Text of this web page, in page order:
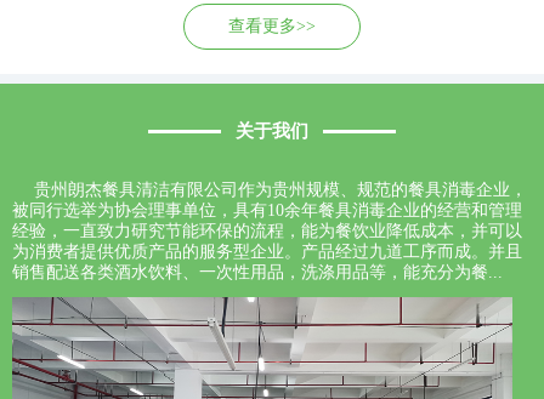
查看更多>>
关于我们
贵州朗杰餐具清洁有限公司作为贵州规模、规范的餐具消毒企业，
被同行选举为协会理事单位，具有10余年餐具消毒企业的经营和管理
经验，一直致力研究节能环保的流程，能为餐饮业降低成本，并可以
为消费者提供优质产品的服务型企业。产品经过九道工序而成。并且
销售配送各类酒水饮料、一次性用品，洗涤用品等，能充分为餐...